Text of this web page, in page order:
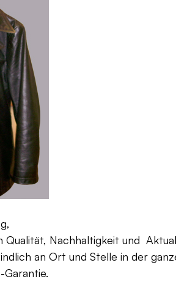
Qualität, Nachhaltigkeit und
an Ort und Stelle in der